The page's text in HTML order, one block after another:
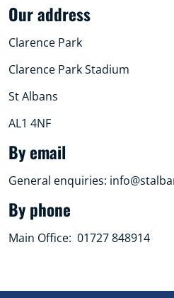
Our address
Clarence Park
Clarence Park Stadium
St Albans
AL1 4NF
By email
General enquiries:
By phone
Main Office: 01727 848914